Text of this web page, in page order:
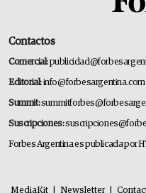
Contactos
Comercial:
Editorial:info@forbesargentina.com
Summit:
Suscripciones:
Forbes Argentina es publicada por
MediaKit Newsletter